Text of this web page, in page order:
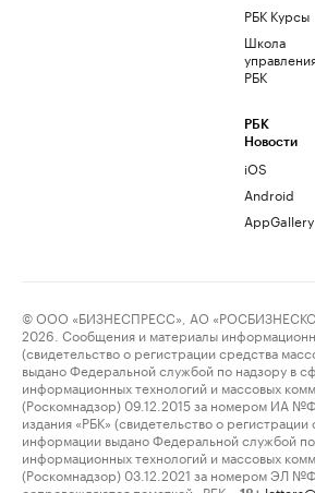
РБК Курсы
Школа
РБК
РБК
Новости
iOS
Android
AppGallery
© ООО «БИЗНЕСПРЕСС», АО
2026. Сообщения и материалы
(свидетельство о регистрации средства
выдано Федеральной службой по надзору в
информационных технологий и массовых
(Роскомнадзор) 09.12.2015 за номером ИА
издания «РБК» (свидетельство о
информации выдано Федеральной службой
информационных технологий и массовых
(Роскомнадзор) 03.12.2021 за номером ЭЛ